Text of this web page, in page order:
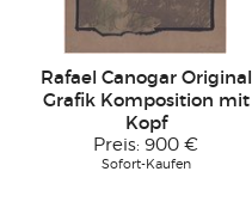
Rafael Canogar Original
Grafik Komposition mit
Kopf
Preis: 900 €
Sofort-Kaufen